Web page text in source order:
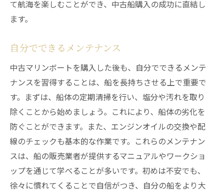
て航海を楽しむことができ、中古船購入の成功に直結し
ます。
自分でできるメンテナンス
中古マリンボートを購入した後も、自分でできるメンテ
ナンスを習得することは、船を長持ちさせる上で重要で
す。まずは、船体の定期清掃を行い、塩分や汚れを取り
除くことから始めましょう。これにより、船体の劣化を
防ぐことができます。また、エンジンオイルの交換や配
線のチェックも基本的な作業です。これらのメンテナン
スは、船の販売業者が提供するマニュアルやワークショ
ップを通じて学べることが多いです。初めは不安でも、
徐々に慣れてくることで自信がつき、自分の船をより大